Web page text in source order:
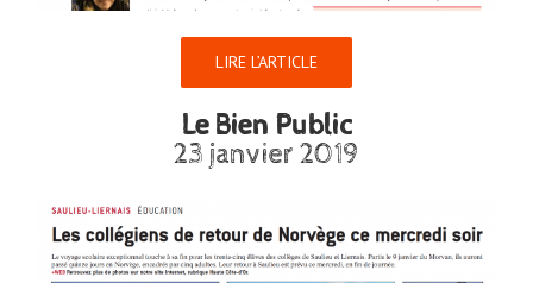
LIRE L’ARTICLE
Le Bien Public
23 janvier 2019